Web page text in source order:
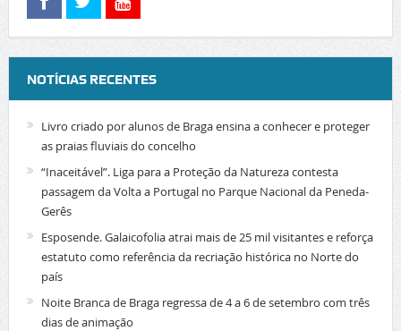
NOTÍCIAS RECENTES
Livro criado por alunos de Braga ensina a conhecer e proteger
as praias fluviais do concelho
“Inaceitável”. Liga para a Proteção da Natureza contesta
passagem da Volta a Portugal no Parque Nacional da Peneda-
Gerês
Esposende. Galaicofolia atrai mais de 25 mil visitantes e reforça
estatuto como referência da recriação histórica no Norte do
país
Noite Branca de Braga regressa de 4 a 6 de setembro com três
dias de animação